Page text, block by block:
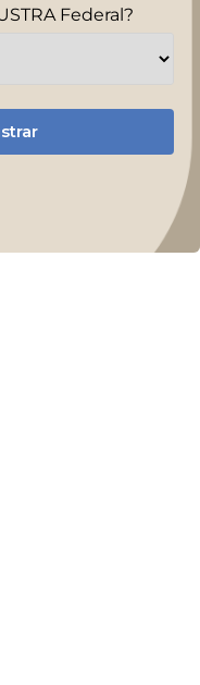
Federal?